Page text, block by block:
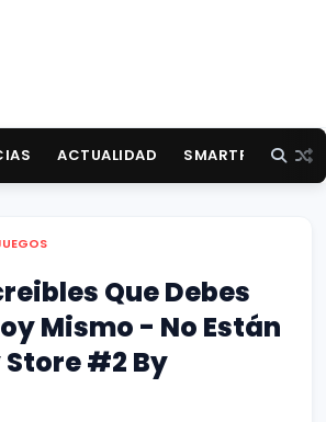
ACTUALIDAD SMARTPHONES
Que Debes
Mismo - No Están
Store #2 By